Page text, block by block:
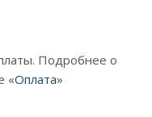
Подробнее о
«Оплата»